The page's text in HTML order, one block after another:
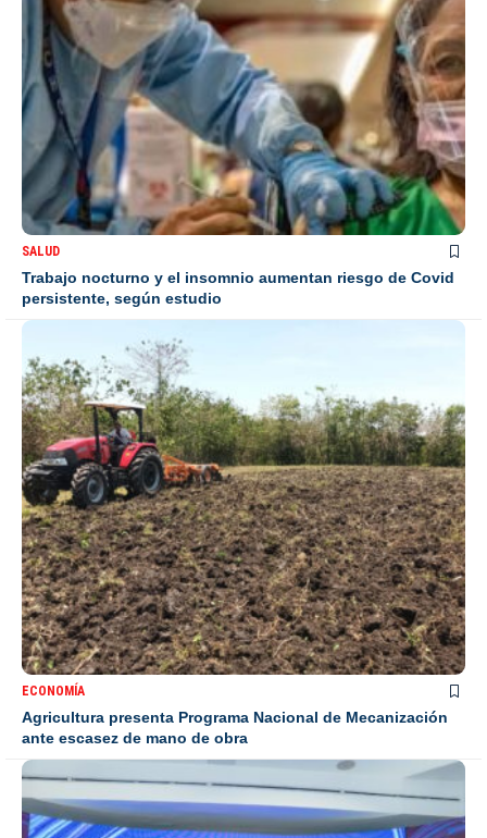
SALUD
Trabajo nocturno y el insomnio aumentan riesgo de Covid
persistente, según estudio
ECONOMÍA
Agricultura presenta Programa Nacional de Mecanización
ante escasez de mano de obra